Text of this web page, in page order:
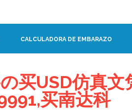
CALCULADORA DE EMBARAZO
买USD仿真文
买南达科